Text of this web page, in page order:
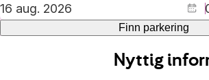
Finn parkering
Nyttig